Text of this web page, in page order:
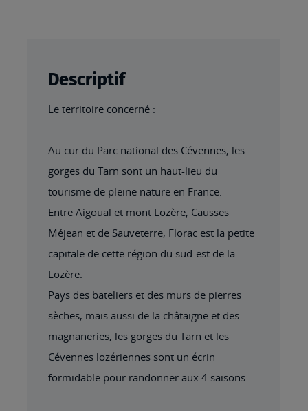
Descriptif
Le territoire concerné :
Au cur du Parc national des Cévennes, les
gorges du Tarn sont un haut-lieu du
tourisme de pleine nature en France.
Entre Aigoual et mont Lozère, Causses
Méjean et de Sauveterre, Florac est la petite
capitale de cette région du sud-est de la
Lozère.
Pays des bateliers et des murs de pierres
sèches, mais aussi de la châtaigne et des
magnaneries, les gorges du Tarn et les
Cévennes lozériennes sont un écrin
formidable pour randonner aux 4 saisons.